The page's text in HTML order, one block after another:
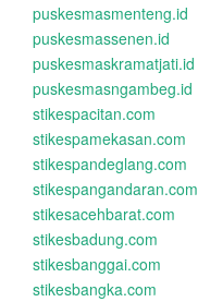
puskesmasmenteng.id
puskesmassenen.id
puskesmaskramatjati.id
puskesmasngambeg.id
stikespacitan.com
stikespamekasan.com
stikespandeglang.com
stikespangandaran.com
stikesacehbarat.com
stikesbadung.com
stikesbanggai.com
stikesbangka.com